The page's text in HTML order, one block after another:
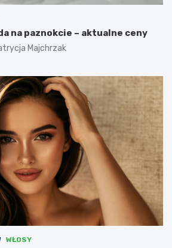
na paznokcie – aktualne ceny
Majchrzak
WŁOSY